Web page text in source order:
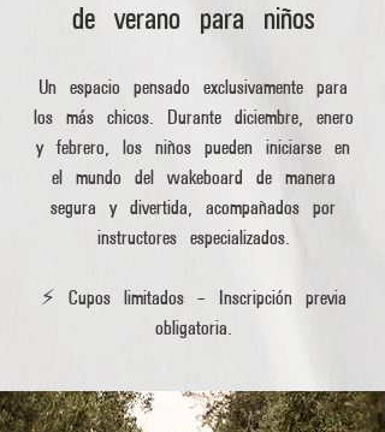
de verano para niños
Un espacio pensado exclusivamente para
los más chicos. Durante diciembre, enero
y febrero, los niños pueden iniciarse en
el mundo del wakeboard de manera
segura y divertida, acompañados por
instructores especializados.
⚡️ Cupos limitados – Inscripción previa
obligatoria.